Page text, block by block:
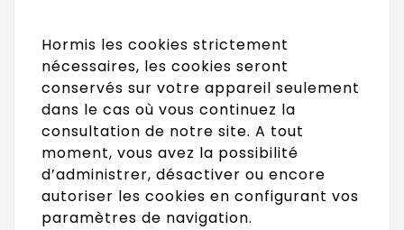
Hormis les cookies strictement
nécessaires, les cookies seront
conservés sur votre appareil seulement
dans le cas où vous continuez la
consultation de notre site. A tout
moment, vous avez la possibilité
d’administrer, désactiver ou encore
autoriser les cookies en configurant vos
paramètres de navigation.